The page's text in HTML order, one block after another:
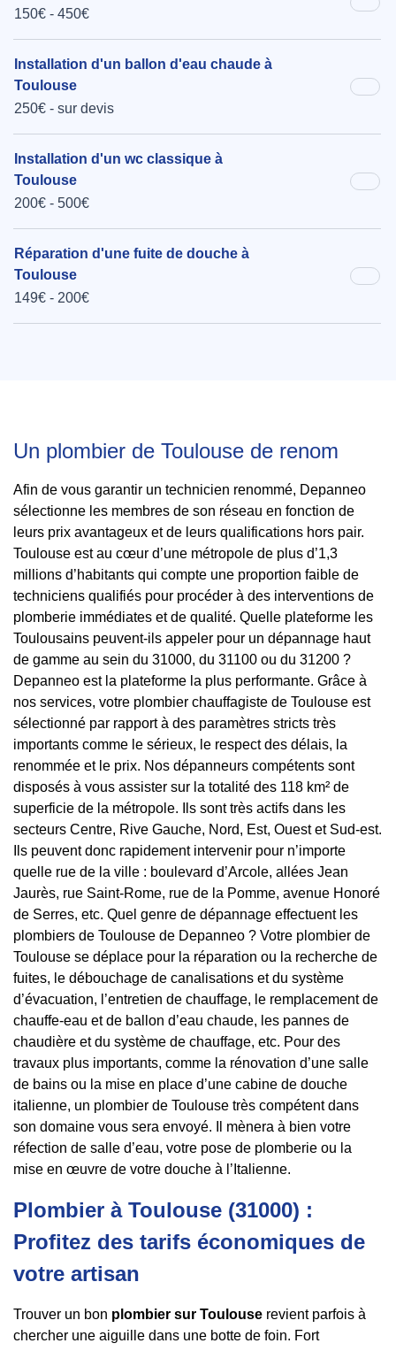
150€ - 450€
Installation d'un ballon d'eau chaude à
Toulouse
250€ - sur devis
Installation d'un wc classique à
Toulouse
200€ - 500€
Réparation d'une fuite de douche à
Toulouse
149€ - 200€
Un plombier de Toulouse de renom
Afin de vous garantir un technicien renommé, Depanneo
sélectionne les membres de son réseau en fonction de
leurs prix avantageux et de leurs qualifications hors pair.
Toulouse est au cœur d’une métropole de plus d’1,3
millions d’habitants qui compte une proportion faible de
techniciens qualifiés pour procéder à des interventions de
plomberie immédiates et de qualité. Quelle plateforme les
Toulousains peuvent-ils appeler pour un dépannage haut
de gamme au sein du 31000, du 31100 ou du 31200 ?
Depanneo est la plateforme la plus performante. Grâce à
nos services, votre plombier chauffagiste de Toulouse est
sélectionné par rapport à des paramètres stricts très
importants comme le sérieux, le respect des délais, la
renommée et le prix. Nos dépanneurs compétents sont
disposés à vous assister sur la totalité des 118 km² de
superficie de la métropole. Ils sont très actifs dans les
secteurs Centre, Rive Gauche, Nord, Est, Ouest et Sud-est.
Ils peuvent donc rapidement intervenir pour n’importe
quelle rue de la ville : boulevard d’Arcole, allées Jean
Jaurès, rue Saint-Rome, rue de la Pomme, avenue Honoré
de Serres, etc. Quel genre de dépannage effectuent les
plombiers de Toulouse de Depanneo ? Votre plombier de
Toulouse se déplace pour la réparation ou la recherche de
fuites, le débouchage de canalisations et du système
d’évacuation, l’entretien de chauffage, le remplacement de
chauffe-eau et de ballon d’eau chaude, les pannes de
chaudière et du système de chauffage, etc. Pour des
travaux plus importants, comme la rénovation d’une salle
de bains ou la mise en place d’une cabine de douche
italienne, un plombier de Toulouse très compétent dans
son domaine vous sera envoyé. Il mènera à bien votre
réfection de salle d’eau, votre pose de plomberie ou la
mise en œuvre de votre douche à l’Italienne.
Plombier à Toulouse (31000) :
Profitez des tarifs économiques de
votre artisan
Trouver un bon plombier sur Toulouse revient parfois à
chercher une aiguille dans une botte de foin. Fort